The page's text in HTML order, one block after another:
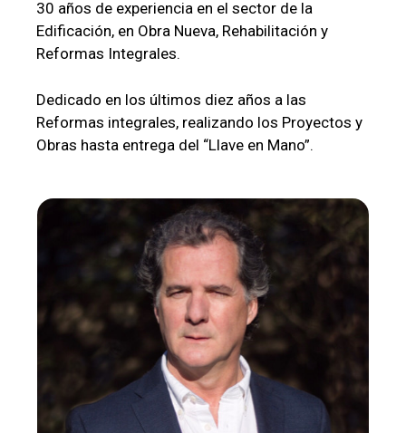
30 años de experiencia en el sector de la
Edificación, en Obra Nueva, Rehabilitación y
Reformas Integrales.
Dedicado en los últimos diez años a las
Reformas integrales, realizando los Proyectos y
Obras hasta entrega del “Llave en Mano”.